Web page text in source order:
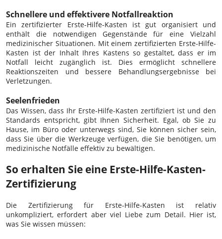
Schnellere und effektivere Notfallreaktion
Ein zertifizierter Erste-Hilfe-Kasten ist gut organisiert und
enthält die notwendigen Gegenstände für eine Vielzahl
medizinischer Situationen. Mit einem zertifizierten Erste-Hilfe-
Kasten ist der Inhalt Ihres Kastens so gestaltet, dass er im
Notfall leicht zugänglich ist. Dies ermöglicht schnellere
Reaktionszeiten und bessere Behandlungsergebnisse bei
Verletzungen.
Seelenfrieden
Das Wissen, dass Ihr Erste-Hilfe-Kasten zertifiziert ist und den
Standards entspricht, gibt Ihnen Sicherheit. Egal, ob Sie zu
Hause, im Büro oder unterwegs sind, Sie können sicher sein,
dass Sie über die Werkzeuge verfügen, die Sie benötigen, um
medizinische Notfälle effektiv zu bewältigen.
So erhalten Sie eine Erste-Hilfe-Kasten-
Zertifizierung
Die Zertifizierung für Erste-Hilfe-Kasten ist relativ
unkompliziert, erfordert aber viel Liebe zum Detail. Hier ist,
was Sie wissen müssen: